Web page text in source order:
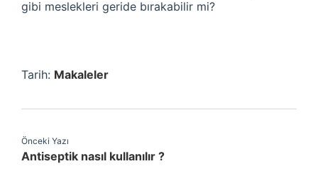
gibi meslekleri geride bırakabilir mi?
Tarih: Makaleler
Önceki Yazı
Antiseptik nasıl kullanılır ?